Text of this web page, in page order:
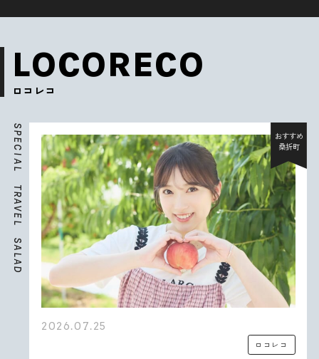
LOCORECO
ロコレコ
S
P
E
C
I
A
L
T
R
A
V
E
L
S
A
L
A
D
おすすめ
桑折町
2026.07.25
ロコレコ